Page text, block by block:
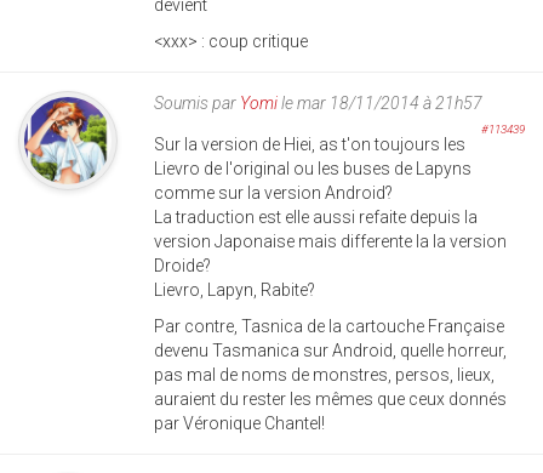
devient
<xxx> : coup critique
Soumis par Yomile mar 18/11/2014 à 21h57
#113439
Sur la version de Hiei, as t'on toujours les
Lievro de l'original ou les buses de Lapyns
comme sur la version Android?
La traduction est elle aussi refaite depuis la
version Japonaise mais differente la la version
Droide?
Lievro, Lapyn, Rabite?
Par contre, Tasnica de la cartouche Française
devenu Tasmanica sur Android, quelle horreur,
pas mal de noms de monstres, persos, lieux,
auraient du rester les mêmes que ceux donnés
par Véronique Chantel!